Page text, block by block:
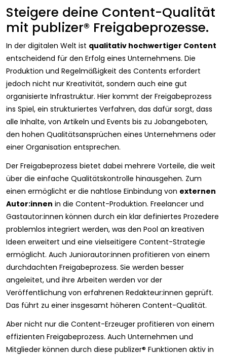
Steigere deine Content-Qualität
mit publizer® Freigabeprozesse.
In der digitalen Welt ist qualitativ hochwertiger Content
entscheidend für den Erfolg eines Unternehmens. Die
Produktion und Regelmäßigkeit des Contents erfordert
jedoch nicht nur Kreativität, sondern auch eine gut
organisierte Infrastruktur. Hier kommt der Freigabeprozess
ins Spiel, ein strukturiertes Verfahren, das dafür sorgt, dass
alle Inhalte, von Artikeln und Events bis zu Jobangeboten,
den hohen Qualitätsansprüchen eines Unternehmens oder
einer Organisation entsprechen.
Der Freigabeprozess bietet dabei mehrere Vorteile, die weit
über die einfache Qualitätskontrolle hinausgehen. Zum
einen ermöglicht er die nahtlose Einbindung von externen
Autor:innen in die Content-Produktion. Freelancer und
Gastautor:innen können durch ein klar definiertes Prozedere
problemlos integriert werden, was den Pool an kreativen
Ideen erweitert und eine vielseitigere Content-Strategie
ermöglicht. Auch Juniorautor:innen profitieren von einem
durchdachten Freigabeprozess. Sie werden besser
angeleitet, und ihre Arbeiten werden vor der
Veröffentlichung von erfahrenen Redakteur:innen geprüft.
Das führt zu einer insgesamt höheren Content-Qualität.
Aber nicht nur die Content-Erzeuger profitieren von einem
effizienten Freigabeprozess. Auch Unternehmen und
Mitglieder können durch diese publizer® Funktionen aktiv in